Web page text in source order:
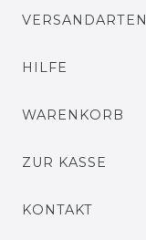
VERSANDARTEN
HILFE
WARENKORB
ZUR KASSE
KONTAKT